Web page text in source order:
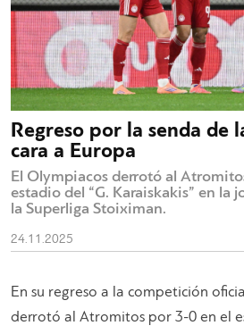
Regresο por la senda de
cara a Europa
El Olympiacos derrotó al
estadio del “G. Karaiskakis” en la
la Superliga Stoiximan.
24.11.2025
En su regreso a la competición
derrotó al Atromitos por 3-0 en el